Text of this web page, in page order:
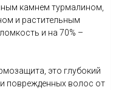
камнем турмалином,
и растительным
и на 70% –
это глубокий
поврежденных волос от